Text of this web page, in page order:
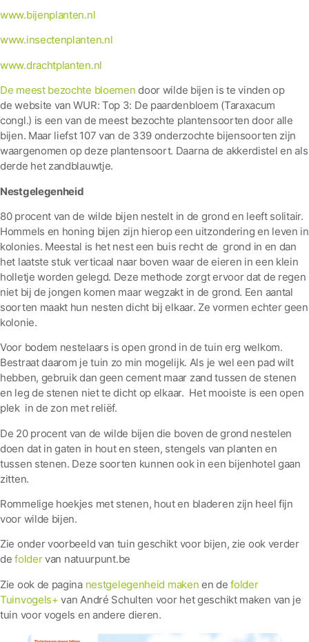
www.bijenplanten.nl
www.insectenplanten.nl
www.drachtplanten.nl
De meest bezochte bloemendoor wilde bijen is te vinden op
de website van WUR: Top 3: De paardenbloem (Taraxacum
congl.) is een van de meest bezochte plantensoorten door alle
bijen. Maar liefst 107 van de 339 onderzochte bijensoorten zijn
waargenomen op deze plantensoort. Daarna de akkerdistel en als
derde het zandblauwtje.
Nestgelegenheid
80 procent van de wilde bijen nestelt in de grond en leeft solitair.
Hommels en honing bijen zijn hierop een uitzondering en leven in
kolonies. Meestal is het nest een buis recht de grond in en dan
het laatste stuk verticaal naar boven waar de eieren in een klein
holletje worden gelegd. Deze methode zorgt ervoor dat de regen
niet bij de jongen komen maar wegzakt in de grond. Een aantal
soorten maakt hun nesten dicht bij elkaar. Ze vormen echter geen
kolonie.
Voor bodem nestelaars is open grond in de tuin erg welkom.
Bestraat daarom je tuin zo min mogelijk. Als je wel een pad wilt
hebben, gebruik dan geen cement maar zand tussen de stenen
en leg de stenen niet te dicht op elkaar. Het mooiste is een open
plek in de zon met reliëf.
De 20 procent van de wilde bijen die boven de grond nestelen
doen dat in gaten in hout en steen, stengels van planten en
tussen stenen. Deze soorten kunnen ook in een bijenhotel gaan
zitten.
Rommelige hoekjes met stenen, hout en bladeren zijn heel fijn
voor wilde bijen.
Zie onder voorbeeld van tuin geschikt voor bijen, zie ook verder
defoldervan natuurpunt.be
Zie ook de pagina nestgelegenheid maken en defolder
Tuinvogels+ van André Schulten voor het geschikt maken van je
tuin voor vogels en andere dieren.